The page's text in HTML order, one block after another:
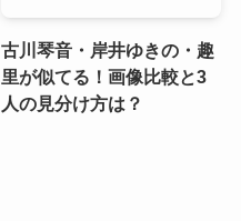
古川琴音・岸井ゆきの・趣
里が似てる！画像比較と3
人の見分け方は？